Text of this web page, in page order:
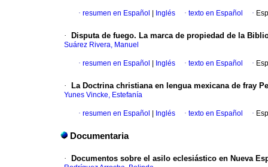
· resumen en Español Inglés · texto en Español ·
· Disputa de fuego. La marca de propiedad de la
Suárez Rivera, Manuel
· resumen en Español Inglés · texto en Español ·
· La Doctrina christiana en lengua mexicana de fray
Yunes Vincke, Estefanía
· resumen en Español Inglés · texto en Español ·
Documentaria
· Documentos sobre el asilo eclesiástico en Nueva